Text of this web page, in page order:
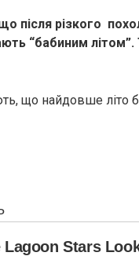
після різкого
“бабиним
що найдовше літо